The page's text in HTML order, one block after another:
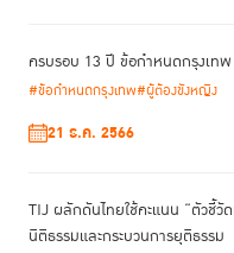
ครบรอบ 13 ปี ข้อกำหนดกรุงเทพ
#ข้อกำหนดกรุงเทพ#ผู้ต้องขังหญิง
21 ธ.ค. 2566
TIJ ผลักดันไทยใช้คะแนน “ตัวชี้
นิติธรรมและกระบวนการยุติธรรม